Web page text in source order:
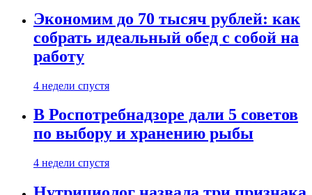
Экономим до 70 тысяч рублей: как
собрать идеальный обед с собой на
работу
4 недели спустя
В Роспотребнадзоре дали 5 советов
по выбору и хранению рыбы
4 недели спустя